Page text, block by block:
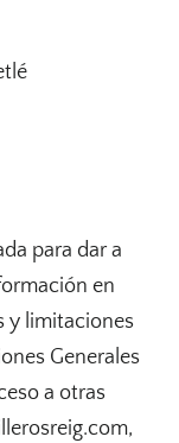
para dar a
en
y limitaciones
Generales
a otras